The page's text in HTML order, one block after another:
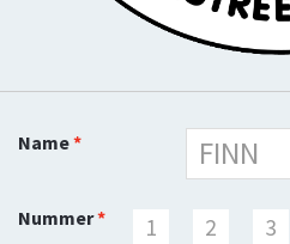
Name
Nummer 1 2 3